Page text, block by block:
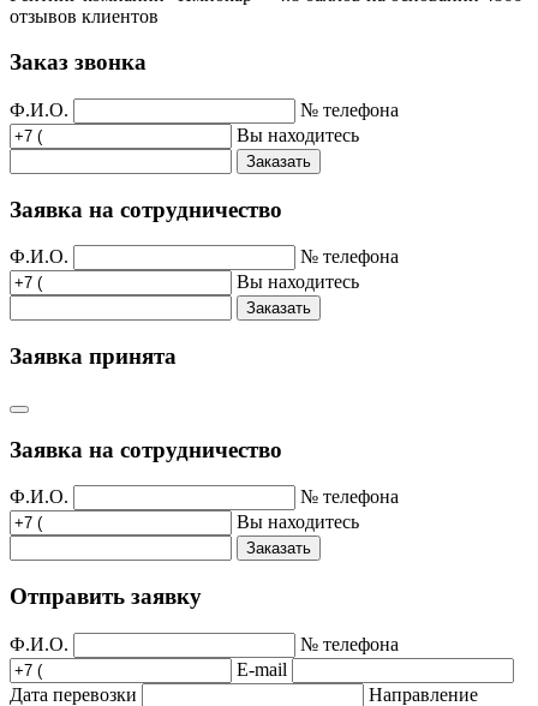
отзывов клиентов
Заказ звонка
Ф.И.О.
№ телефона
Вы находитесь
Заказать
Заявка на сотрудничество
Ф.И.О.
№ телефона
Вы находитесь
Заказать
Заявка принята
Заявка на сотрудничество
Ф.И.О.
№ телефона
Вы находитесь
Заказать
Отправить заявку
Ф.И.О.
№ телефона
E-mail
Дата перевозки
Направление